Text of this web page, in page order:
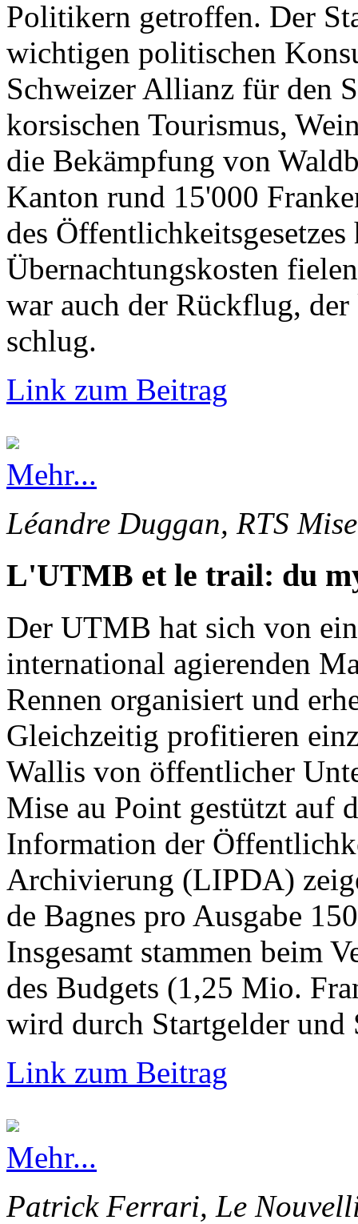
Politikern getroffen. Der
wichtigen politischen
Schweizer Allianz für den
korsischen Tourismus,
die Bekämpfung von
Kanton rund 15'000
des
Übernachtungskosten
war auch der Rückflug,
schlug.
Link zum Beitrag
Mehr...
Léandre Duggan, RTS
L'UTMB et le trail: du
Der UTMB hat sich von
international agierenden
Rennen organisiert und
Gleichzeitig profitieren
Wallis von öffentlicher
Mise au Point gestützt auf
Information der
Archivierung (LIPDA)
de Bagnes pro Ausgabe
Insgesamt stammen beim
des Budgets (1,25 Mio.
wird durch Startgelder und
Link zum Beitrag
Mehr...
Patrick Ferrari, Le